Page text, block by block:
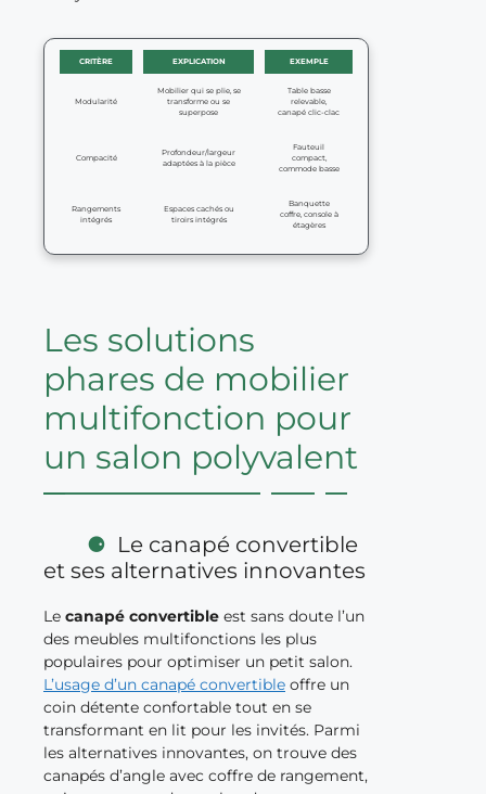
CRITÈRE EXPLICATION EXEMPLE
Modularité
Mobilier qui se plie, se
transforme ou se
superpose
Table basse
relevable,
canapé clic-clac
Compacité
Profondeur/largeur
adaptées à la pièce
Fauteuil
compact,
commode basse
Rangements
intégrés
Espaces cachés ou
tiroirs intégrés
Banquette
coffre, console à
étagères
Les solutions
phares de mobilier
multifonction pour
un salon polyvalent
Le canapé convertible
et ses alternatives innovantes
Le canapé convertible est sans doute l’un
des meubles multifonctions les plus
populaires pour optimiser un petit salon.
L’usage d’un canapé convertible offre un
coin détente confortable tout en se
transformant en lit pour les invités. Parmi
les alternatives innovantes, on trouve des
canapés d’angle avec coffre de rangement,